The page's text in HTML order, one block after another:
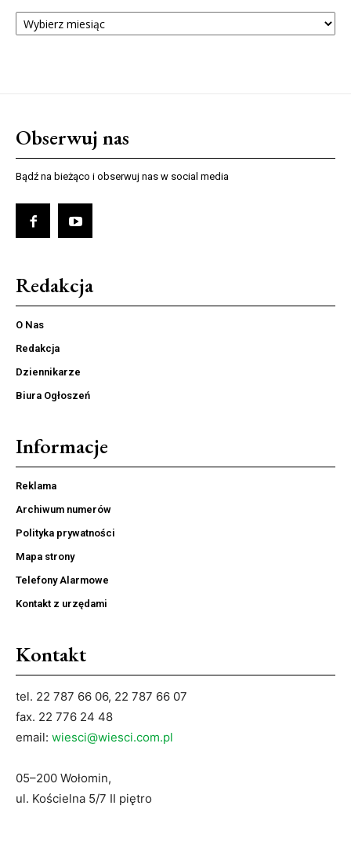
ARCHIWUM
NUMERÓW
Obserwuj nas
Bądź na bieżąco i obserwuj nas w social media
Redakcja
O Nas
Redakcja
Dziennikarze
Biura Ogłoszeń
Informacje
Reklama
Archiwum numerów
Polityka prywatności
Mapa strony
Telefony Alarmowe
Kontakt z urzędami
Kontakt
tel. 22 787 66 06, 22 787 66 07
fax. 22 776 24 48
email: wiesci@wiesci.com.pl
05–200 Wołomin,
ul. Kościelna 5/7 II piętro